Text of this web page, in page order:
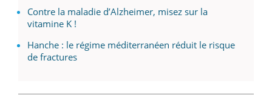
Contre la maladie d’Alzheimer, misez sur la
vitamine K !
Hanche : le régime méditerranéen réduit le risque
de fractures